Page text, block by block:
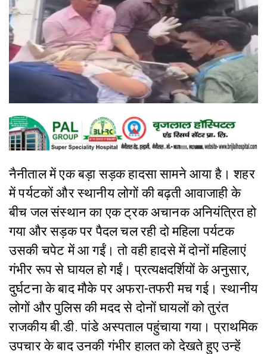
नैनीताल में एक बड़ा सड़क हादसा सामने आया है। शहर
में पर्यटकों और स्थानीय लोगों की बढ़ती आवाजाही के
बीच जल संस्थान का एक ट्रक अचानक अनियंत्रित हो
गया और सड़क पर पैदल चल रही दो महिला पर्यटक
उसकी चपेट में आ गईं। तो वही हादसे में दोनों महिलाएं
गंभीर रूप से घायल हो गईं। प्रत्यक्षदर्शियों के अनुसार,
दुर्घटना के बाद मौके पर अफरा-तफरी मच गई। स्थानीय
लोगों और पुलिस की मदद से दोनों घायलों को तुरंत
राजकीय बी.डी. पांडे अस्पताल पहुंचाया गया। प्राथमिक
उपचार के बाद उनकी गंभीर हालत को देखते हुए उन्हें